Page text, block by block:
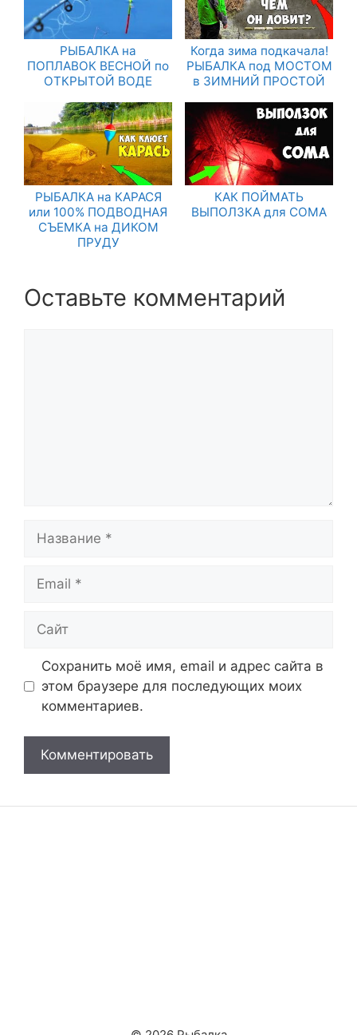
РЫБАЛКА на
ПОПЛАВОК ВЕСНОЙ по
ОТКРЫТОЙ ВОДЕ
Когда зима подкачала!
РЫБАЛКА под МОСТОМ
в ЗИМНИЙ ПРОСТОЙ
РЫБАЛКА на КАРАСЯ
или 100% ПОДВОДНАЯ
СЪЕМКА на ДИКОМ
ПРУДУ
КАК ПОЙМАТЬ
ВЫПОЛЗКА для СОМА
Оставьте комментарий
Сохранить моё имя, email и адрес сайта в
этом браузере для последующих моих
комментариев.